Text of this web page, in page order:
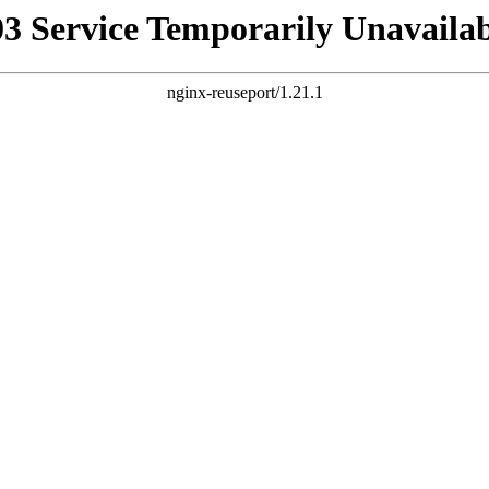
Service Temporarily
nginx-reuseport/1.21.1